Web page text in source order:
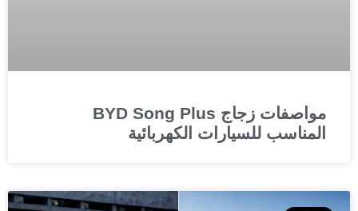
مواصفات زجاج BYD Song Plus
المناسب للسيارات الكهربائية